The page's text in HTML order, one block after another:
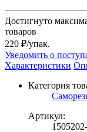
Достигнуто
товаров
220 ₽/упак.
Уведомить о
Характеристики
Категория
Артикул: